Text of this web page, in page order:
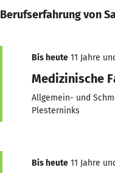
Berufserfahrung von
Bis heute 11 Jahre
Medizinische
Allgemein- und
Plesterninks
Bis heute 11 Jahre